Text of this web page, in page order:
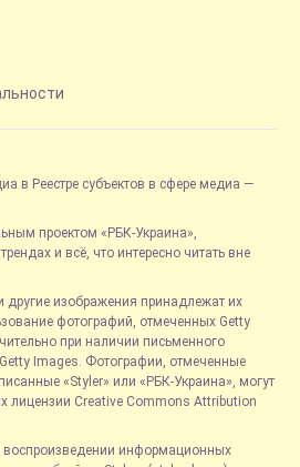
в Реестре субъектов в сфере медиа —
проектом «РБК-Украина»,
и всё, что интересно читать вне
другие изображения принадлежат их
фотографий, отмеченных Getty
при наличии письменного
Images. Фотографии, отмеченные
«Styler» или «РБК-Украина», могут
лицензии Creative Commons Attribution
информационных